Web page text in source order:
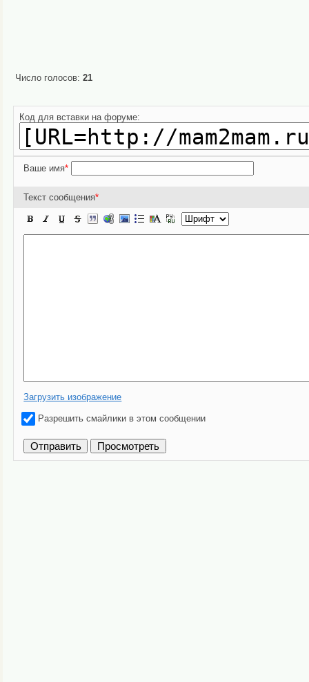
Число голосов: 21
Код для вставки на форуме:
Ваше имя*
Текст сообщения*
Загрузить изображение
Разрешить смайлики в этом сообщении